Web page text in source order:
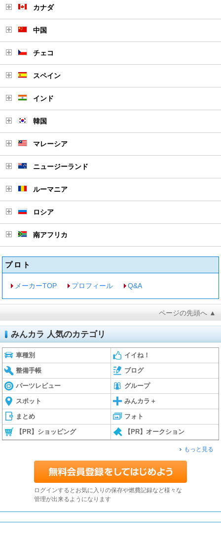
カナダ
中国
チェコ
スペイン
インド
韓国
マレーシア
ニュージーランド
ルーマニア
ロシア
南アフリカ
プロト
メーカーTOP プロフィール Q&A
ページの先頭へ ▲
みんカラ 人気のカテゴリ
車種別 イイね！
整備手帳 ブログ
パーツレビュー グループ
スポット みんカラ＋
まとめ フォト
【PR】ショッピング 【PR】オークション
もっと見る
ログインするとお気に入りの保存や燃費記録など様々な
管理が出来るようになります